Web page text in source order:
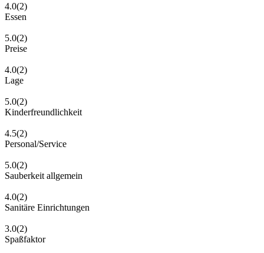
4.0(2)
Essen
5.0(2)
Preise
4.0(2)
Lage
5.0(2)
Kinderfreundlichkeit
4.5(2)
Personal/Service
5.0(2)
Sauberkeit allgemein
4.0(2)
Sanitäre Einrichtungen
3.0(2)
Spaßfaktor